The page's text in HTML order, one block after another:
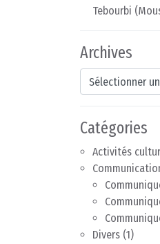
Tebourbi
Archives
Archives
Catégories
Activités
Divers (1)